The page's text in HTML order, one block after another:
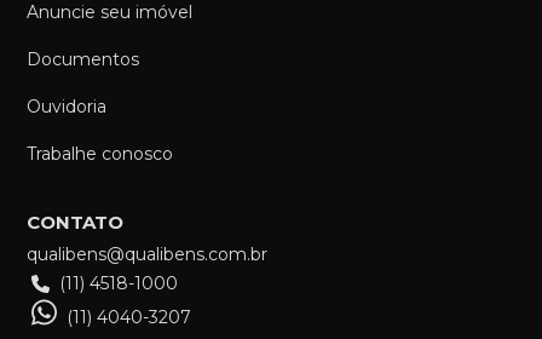
Anuncie seu imóvel
Documentos
Ouvidoria
Trabalhe conosco
CONTATO
qualibens@qualibens.com.br
(11) 4518-1000
(11) 4040-3207